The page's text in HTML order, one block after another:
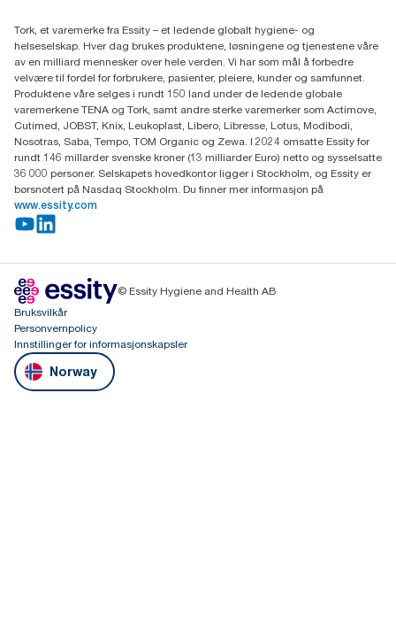
Fredrik Selmers vei 6
0603 OSLO
Tork, et varemerke fra Essity – et ledende globalt hygiene- og
helseselskap. Hver dag brukes produktene, løsningene og tjenestene våre
av en milliard mennesker over hele verden. Vi har som mål å forbedre
velvære til fordel for forbrukere, pasienter, pleiere, kunder og samfunnet.
Produktene våre selges i rundt 150 land under de ledende globale
varemerkene TENA og Tork, samt andre sterke varemerker som Actimove,
Cutimed, JOBST, Knix, Leukoplast, Libero, Libresse, Lotus, Modibodi,
Nosotras, Saba, Tempo, TOM Organic og Zewa. I 2024 omsatte Essity for
rundt 146 millarder svenske kroner (13 milliarder Euro) netto og sysselsatte
36 000 personer. Selskapets hovedkontor ligger i Stockholm, og Essity er
børsnotert på Nasdaq Stockholm. Du finner mer informasjon på
www.essity.com
© Essity Hygiene and Health AB
Bruksvilkår
Personvernpolicy
Innstillinger for informasjonskapsler
Norway